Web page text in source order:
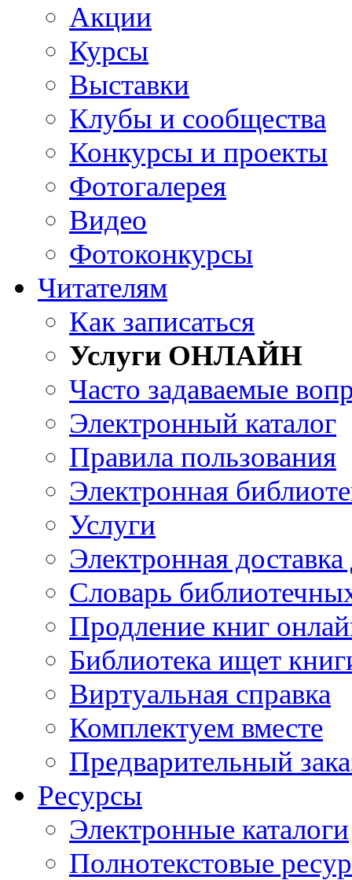
Акции
Курсы
Выставки
Клубы и сообщества
Конкурсы и проекты
Фотогалерея
Видео
Фотоконкурсы
Читателям
Как записаться
Услуги ОНЛАЙН
Часто задаваемые
Электронный каталог
Правила пользования
Электронная
Услуги
Электронная
Словарь
Продление книг
Библиотека ищет
Виртуальная справка
Комплектуем вместе
Предварительный
Ресурсы
Электронные каталоги
Полнотекстовые